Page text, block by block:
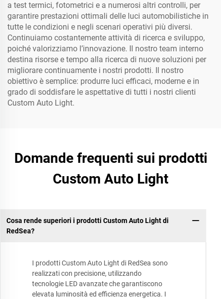
a test termici, fotometrici e a numerosi altri controlli, per
garantire prestazioni ottimali delle luci automobilistiche in
tutte le condizioni e negli scenari operativi più diversi.
Continuiamo costantemente attività di ricerca e sviluppo,
poiché valorizziamo l’innovazione. Il nostro team interno
destina risorse e tempo alla ricerca di nuove soluzioni per
migliorare continuamente i nostri prodotti. Il nostro
obiettivo è semplice: produrre luci efficaci, moderne e in
grado di soddisfare le aspettative di tutti i nostri clienti
Custom Auto Light.
Domande frequenti sui prodotti
Custom Auto Light
Cosa rende superiori i prodotti Custom Auto Light di
RedSea?
I prodotti Custom Auto Light di RedSea sono
realizzati con precisione, utilizzando
tecnologie LED avanzate che garantiscono
elevata luminosità ed efficienza energetica. I